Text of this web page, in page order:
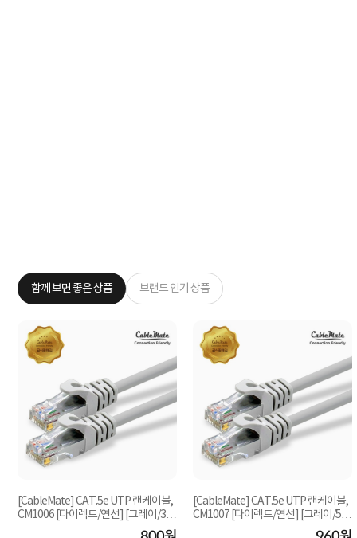
함께 보면 좋은 상품 브랜드 인기 상품
[CableMate] CAT.5e UTP 랜케이블,
CM1006 [다이렉트/연선] [그레이/3
[CableMate] CAT.5e UTP 랜케이블,
CM1007 [다이렉트/연선] [그레이/5